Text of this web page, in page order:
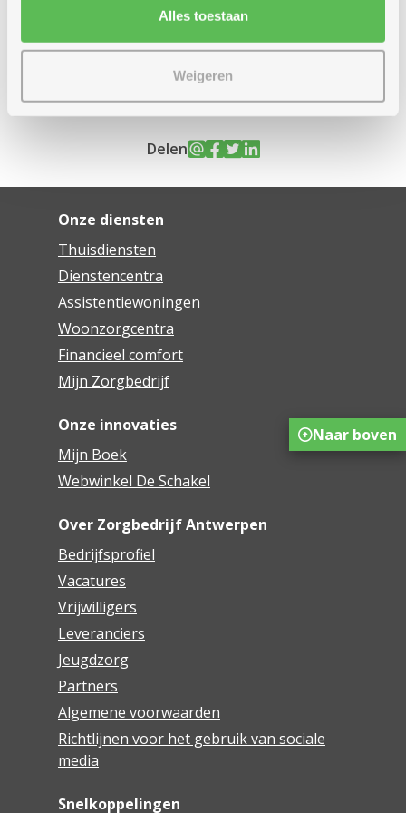
Alles toestaan
Weigeren
om comfortabel ouder te worden.
Elke partner van vandaag versterkt onze output van
Delen
Onze diensten
Thuisdiensten
Dienstencentra
Assistentiewoningen
Woonzorgcentra
Financieel comfort
Mijn Zorgbedrijf
Onze innovaties
Mijn Boek
Webwinkel De Schakel
Over Zorgbedrijf Antwerpen
Bedrijfsprofiel
Vacatures
Vrijwilligers
Leveranciers
Jeugdzorg
Partners
Algemene voorwaarden
Richtlijnen voor het gebruik van sociale
media
Snelkoppelingen
Naar boven